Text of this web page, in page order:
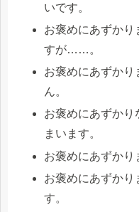
いです。
お褒めにあずかり
すが……。
お褒めにあずか
ん。
お褒めにあずかり
まいます。
お褒めにあずか
お褒めにあずか
す。